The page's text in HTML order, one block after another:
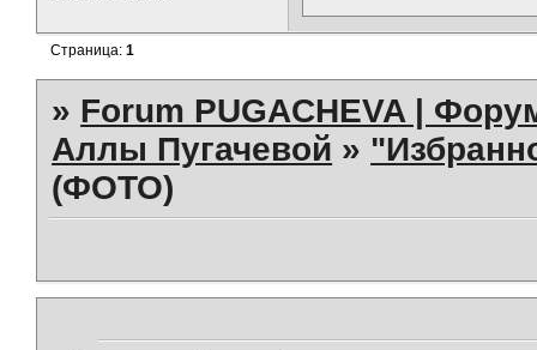
Страница:1
» Forum PUGACHEVA |
Аллы Пугачевой »
(ФОТО)